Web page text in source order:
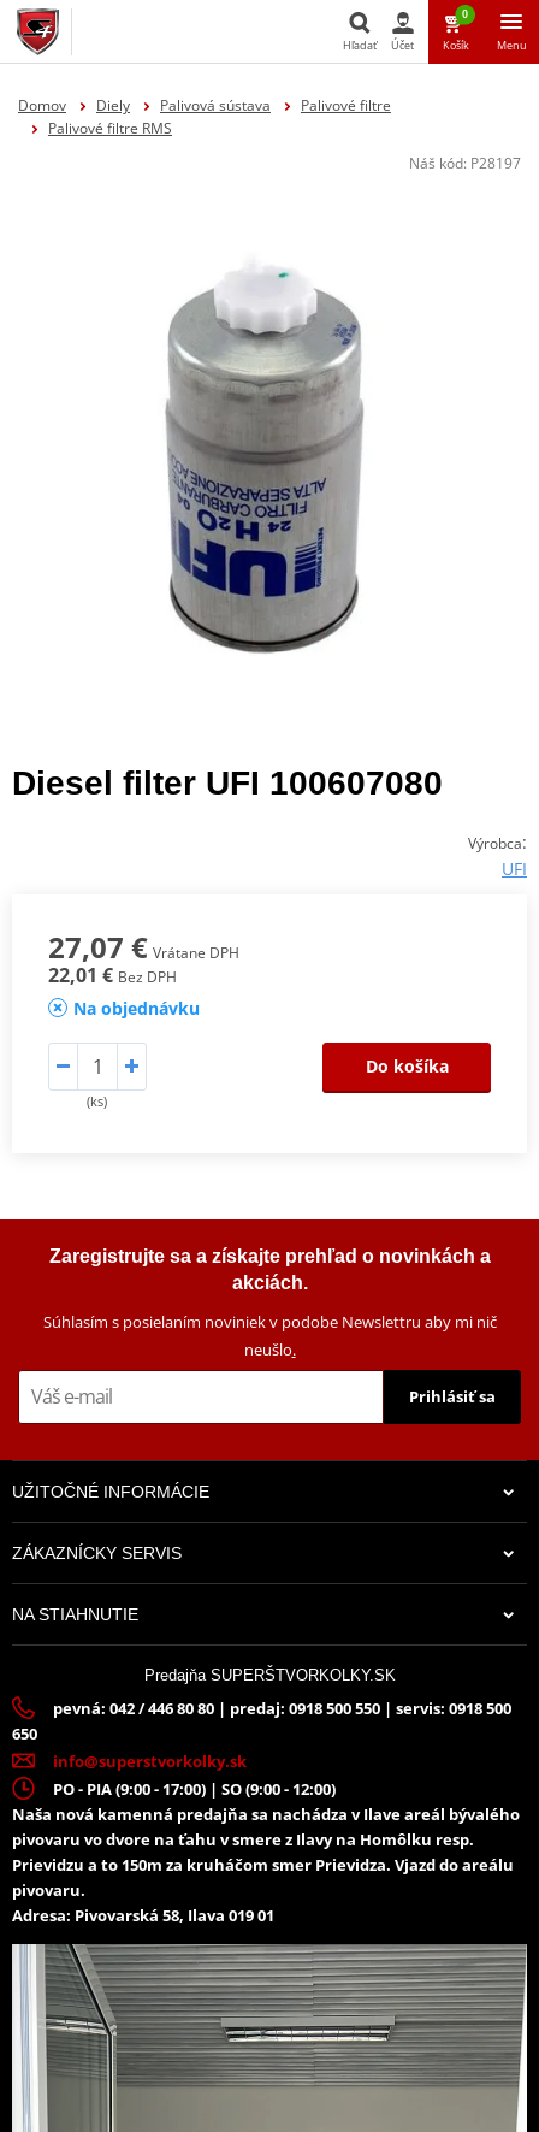
Hľadať Účet
0
Košík Menu
Domov Diely Palivová sústava
Palivové filtre
Palivové filtre RMS
Náš kód: P28197
Diesel filter UFI 100607080
Výrobca:
UFI
27,07 € Vrátane DPH
22,01 € Bez DPH
Na objednávku
(ks)
Do košíka
Zaregistrujte sa a získajte prehľad o novinkách a
akciách.
Súhlasím s posielaním noviniek v podobe Newslettru aby mi nič
neušlo.
Prihlásiť sa
UŽITOČNÉ INFORMÁCIE
ZÁKAZNÍCKY SERVIS
NA STIAHNUTIE
Predajňa SUPERŠTVORKOLKY.SK
pevná: 042 / 446 80 80 | predaj: 0918 500 550 | servis: 0918 500
650
info@superstvorkolky.sk
PO - PIA (9:00 - 17:00) | SO (9:00 - 12:00)
Naša nová kamenná predajňa sa nachádza v Ilave areál bývalého
pivovaru vo dvore na ťahu v smere z Ilavy na Homôlku resp.
Prievidzu a to 150m za kruháčom smer Prievidza. Vjazd do areálu
pivovaru.
Adresa: Pivovarská 58, Ilava 019 01